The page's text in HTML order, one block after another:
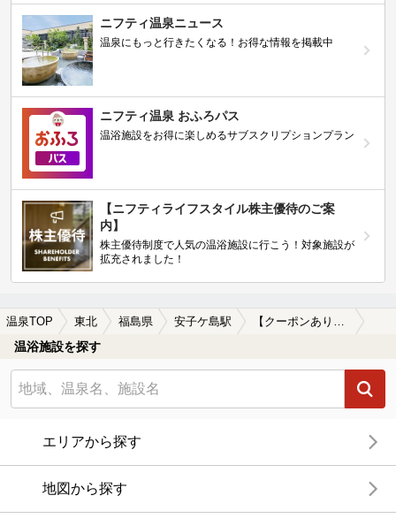
ニフティ温泉ニュース
温泉にもっと行きたくなる！お得な情報を掲載中
ニフティ温泉 おふろパス
温浴施設をお得に楽しめるサブスクリプションプラン
【ニフティライフスタイル株主優待のご案
内】
株主優待制度で人気の温浴施設に行こう！対象施設が
拡充されました！
温泉TOP 東北 福島県 安子ケ島駅
温浴施設を探す
エリアから探す
地図から探す